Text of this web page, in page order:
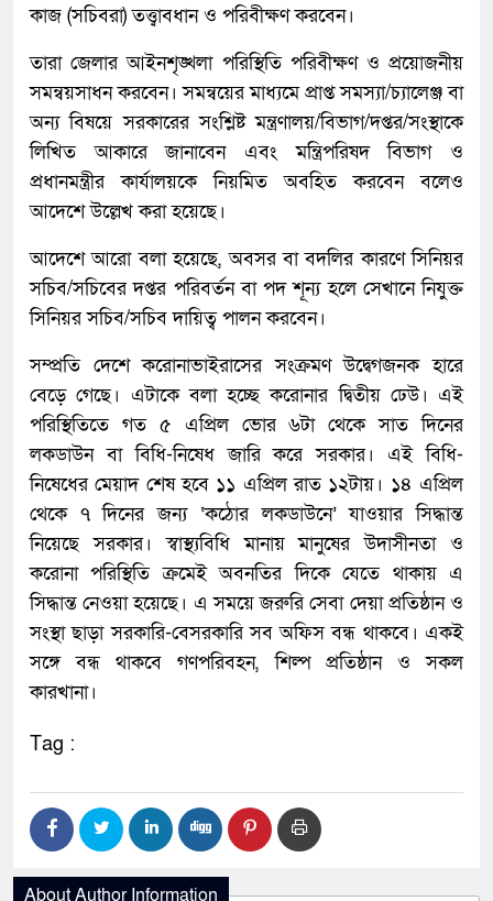
কাজ (সচিবরা) তত্ত্বাবধান ও পরিবীক্ষণ করবেন।
তারা জেলার আইনশৃঙ্খলা পরিস্থিতি পরিবীক্ষণ ও প্রয়োজনীয়
সমন্বয়সাধন করবেন। সমন্বয়ের মাধ্যমে প্রাপ্ত সমস্যা/চ্যালেঞ্জ বা
অন্য বিষয়ে সরকারের সংশ্লিষ্ট মন্ত্রণালয়/বিভাগ/দপ্তর/সংস্থাকে
লিখিত আকারে জানাবেন এবং মন্ত্রিপরিষদ বিভাগ ও
প্রধানমন্ত্রীর কার্যালয়কে নিয়মিত অবহিত করবেন বলেও
আদেশে উল্লেখ করা হয়েছে।
আদেশে আরো বলা হয়েছে, অবসর বা বদলির কারণে সিনিয়র
সচিব/সচিবের দপ্তর পরিবর্তন বা পদ শূন্য হলে সেখানে নিযুক্ত
সিনিয়র সচিব/সচিব দায়িত্ব পালন করবেন।
সম্প্রতি দেশে করোনাভাইরাসের সংক্রমণ উদ্বেগজনক হারে
বেড়ে গেছে। এটাকে বলা হচ্ছে করোনার দ্বিতীয় ঢেউ। এই
পরিস্থিতিতে গত ৫ এপ্রিল ভোর ৬টা থেকে সাত দিনের
লকডাউন বা বিধি-নিষেধ জারি করে সরকার। এই বিধি-
নিষেধের মেয়াদ শেষ হবে ১১ এপ্রিল রাত ১২টায়। ১৪ এপ্রিল
থেকে ৭ দিনের জন্য ‘কঠোর লকডাউনে’ যাওয়ার সিদ্ধান্ত
নিয়েছে সরকার। স্বাস্থ্যবিধি মানায় মানুষের উদাসীনতা ও
করোনা পরিস্থিতি ক্রমেই অবনতির দিকে যেতে থাকায় এ
সিদ্ধান্ত নেওয়া হয়েছে। এ সময়ে জরুরি সেবা দেয়া প্রতিষ্ঠান ও
সংস্থা ছাড়া সরকারি-বেসরকারি সব অফিস বন্ধ থাকবে। একই
সঙ্গে বন্ধ থাকবে গণপরিবহন, শিল্প প্রতিষ্ঠান ও সকল
কারখানা।
Tag :
About Author Information